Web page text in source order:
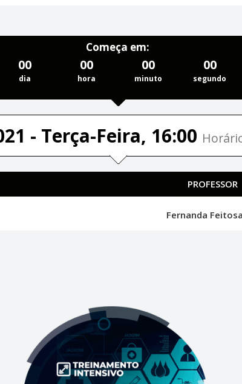
Começa em:
00
dia
00
hora
00
minuto
00
segundo
- Terça-Feira, 16:00
PROFESSOR
Fernanda Feitosa